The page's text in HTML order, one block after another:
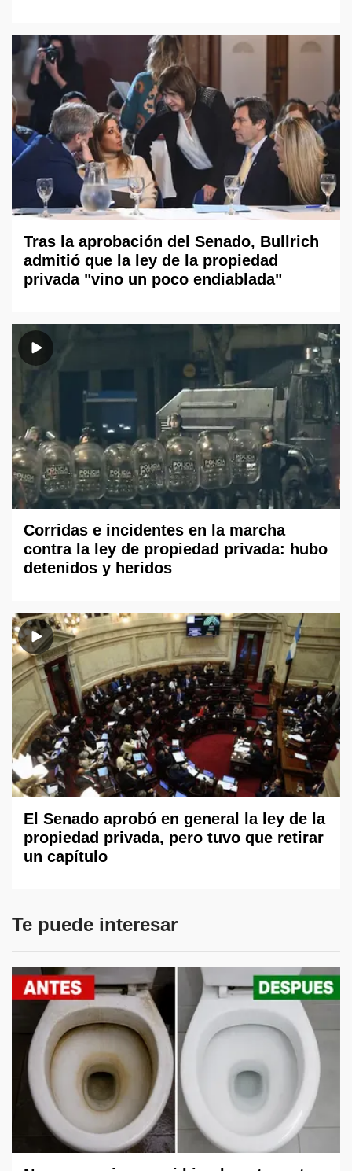
Tras la aprobación del Senado, Bullrich
admitió que la ley de la propiedad
privada "vino un poco endiablada"
Corridas e incidentes en la marcha
contra la ley de propiedad privada: hubo
detenidos y heridos
El Senado aprobó en general la ley de la
propiedad privada, pero tuvo que retirar
un capítulo
Te puede interesar